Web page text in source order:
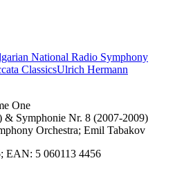
National Radio Symphony
ClassicsUlrich Hermann
One
& Symphonie Nr. 8 (2007-2009)
Orchestra; Emil Tabakov
EAN: 5 060113 4456